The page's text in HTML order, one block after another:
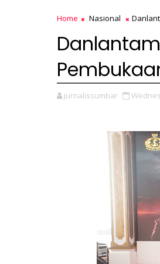
Home Nasional
jurnalissumbar